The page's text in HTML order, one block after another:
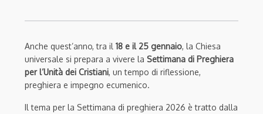
Anche quest’anno, tra il 18 e il 25 gennaio, la Chiesa
universale si prepara a vivere la Settimana di Preghiera
per l’Unità dei Cristiani, un tempo di riflessione,
preghiera e impegno ecumenico.
Il tema per la Settimana di preghiera 2026 è tratto dalla